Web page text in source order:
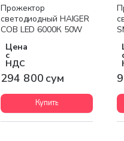
Прожектор
светодиодный HAIGER
COB LED 6000К 50W
Цена
с
НДС
294 800 сум
Купить